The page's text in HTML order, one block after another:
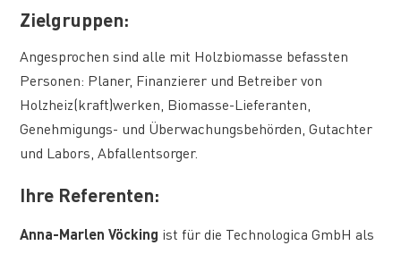
Zielgruppen:
Angesprochen sind alle mit Holzbiomasse befassten
Personen: Planer, Finanzierer und Betreiber von
Holzheiz(kraft)werken, Biomasse-Lieferanten,
Genehmigungs- und Überwachungsbehörden, Gutachter
und Labors, Abfallentsorger.
Ihre Referenten:
Anna-Marlen Vöcking ist für die Technologica GmbH als